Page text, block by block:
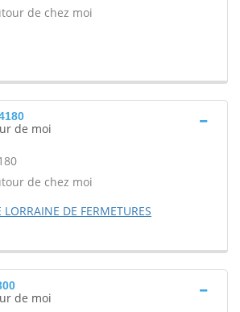
de chez moi
de moi
de chez moi
DE FERMETURES
de moi